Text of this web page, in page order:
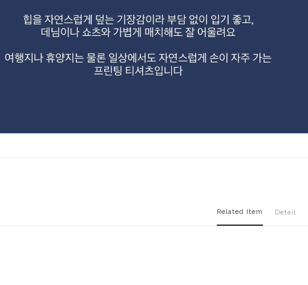
Related Item Detail